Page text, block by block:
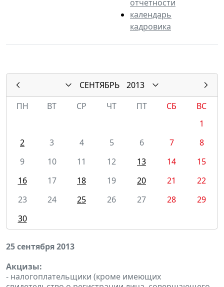
отчетности
календарь
кадровика
СЕНТЯБРЬ
2013
ПН
ВТ СР ЧТ ПТ СБ
ВС
1
2
3 4 5 6 7
8
9
10 11 12 13 14
15
16
17 18 19 20 21
22
23
24 25 26 27 28
29
30
25 сентября 2013
Акцизы:
- налогоплательщики (кроме имеющих